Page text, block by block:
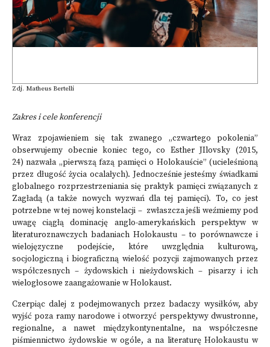
Zdj. Matheus Bertelli
Zakres i cele konferencji
Wraz zpojawieniem się tak zwanego „czwartego pokolenia”
obserwujemy obecnie koniec tego, co Esther JIlovsky (2015,
24) nazwała „pierwszą fazą pamięci o Holokauście” (ucieleśnioną
przez długość życia ocalałych). Jednocześnie jesteśmy świadkami
globalnego rozprzestrzeniania się praktyk pamięci związanych z
Zagładą (a także nowych wyzwań dla tej pamięci). To, co jest
potrzebne w tej nowej konstelacji – zwłaszcza jeśli weźmiemy pod
uwagę ciągłą dominację anglo-amerykańskich perspektyw w
literaturoznawczych badaniach Holokaustu – to porównawcze i
wielojęzyczne podejście, które uwzględnia kulturową,
socjologiczną i biograficzną wielość pozycji zajmowanych przez
współczesnych – żydowskich i nieżydowskich – pisarzy i ich
wielogłosowe zaangażowanie w Holokaust.
Czerpiąc dalej z podejmowanych przez badaczy wysiłków, aby
wyjść poza ramy narodowe i otworzyć perspektywy dwustronne,
regionalne, a nawet międzykontynentalne, na współczesne
piśmiennictwo żydowskie w ogóle, a na literaturę Holokaustu w